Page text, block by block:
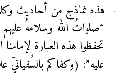
هذه نماذج من أحاديث
“صلواتُ الله وسلامهُ
تحفظوا هذه العبارة
عليه”: (وكفاكم بالسُفيانيّ